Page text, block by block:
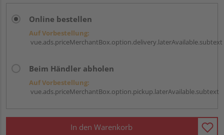
Online bestellen
Auf Vorbestellung:
vue.ads.priceMerchantBox.option.delivery.laterAvailable.subtext
Beim Händler abholen
Auf Vorbestellung:
vue.ads.priceMerchantBox.option.pickup.laterAvailable.subtext
In den Warenkorb